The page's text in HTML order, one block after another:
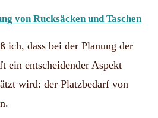
von Rucksäcken und Taschen
ich, dass bei der Planung der
ein entscheidender Aspekt
wird: der Platzbedarf von